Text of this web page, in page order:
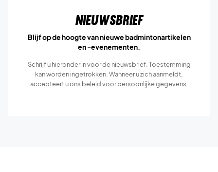
Nieuwsbrief
Blijf op de hoogte van nieuwe badmintonartikelen
en -evenementen.
Schrijf u hieronder in voor de nieuwsbrief. Toestemming
kan worden ingetrokken. Wanneer u zich aanmeldt,
accepteert u ons beleid voor persoonlijke gegevens.